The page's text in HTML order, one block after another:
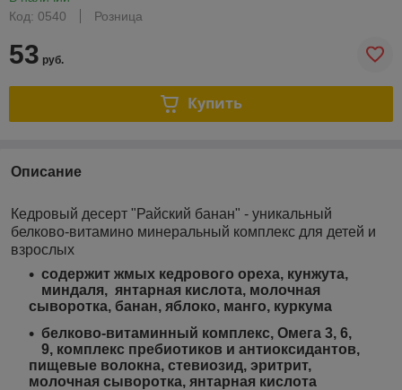
Код: 0540
Розница
53 руб.
Купить
Описание
Кедровый десерт "Райский банан" - уникальный
белково-витамино минеральный комплекс для детей и
взрослых
содержит жмых кедрового ореха, кунжута,
миндаля, янтарная кислота, молочная
сыворотка, банан, яблоко, манго, куркума
белково-витаминный комплекс, Омега 3, 6,
9, комплекс пребиотиков и антиоксидантов,
пищевые волокна, стевиозид, эритрит,
молочная сыворотка, янтарная кислота